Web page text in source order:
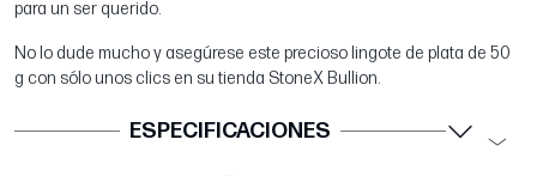
para un ser querido.
No lo dude mucho y asegúrese este precioso lingote de plata de 50
g con sólo unos clics en su tienda StoneX Bullion.
ESPECIFICACIONES